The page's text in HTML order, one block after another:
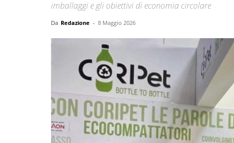
imballaggi e gli obiettivi di economia circolare
Da Redazione - 8 Maggio 2026